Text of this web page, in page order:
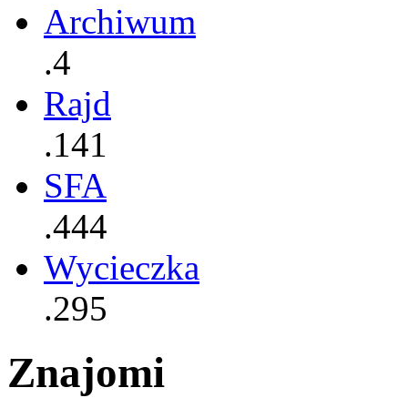
Archiwum
.4
Rajd
.141
SFA
.444
Wycieczka
.295
Znajomi